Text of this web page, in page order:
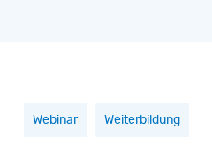
Webinar Weiterbildung